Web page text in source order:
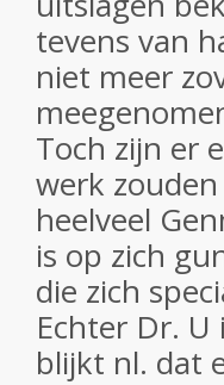
tevens van
niet meer
Toch zijn er
werk
heelveel
is op zich
die zich
Echter Dr.
blijkt nl. dat